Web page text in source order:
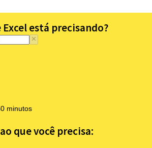
está precisando?
minutos
que você precisa: